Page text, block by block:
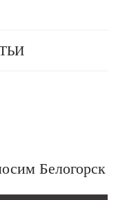
Белогорск